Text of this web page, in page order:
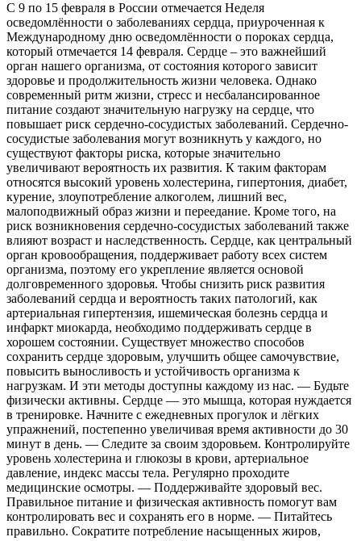
С 9 по 15 февраля в России отмечается Неделя
осведомлённости о заболеваниях сердца, приуроченная к
Международному дню осведомлённости о пороках сердца,
который отмечается 14 февраля. Сердце – это важнейший
орган нашего организма, от состояния которого зависит
здоровье и продолжительность жизни человека. Однако
современный ритм жизни, стресс и несбалансированное
питание создают значительную нагрузку на сердце, что
повышает риск сердечно-сосудистых заболеваний. Сердечно-
сосудистые заболевания могут возникнуть у каждого, но
существуют факторы риска, которые значительно
увеличивают вероятность их развития. К таким факторам
относятся высокий уровень холестерина, гипертония, диабет,
курение, злоупотребление алкоголем, лишний вес,
малоподвижный образ жизни и переедание. Кроме того, на
риск возникновения сердечно-сосудистых заболеваний также
влияют возраст и наследственность. Сердце, как центральный
орган кровообращения, поддерживает работу всех систем
организма, поэтому его укрепление является основой
долговременного здоровья. Чтобы снизить риск развития
заболеваний сердца и вероятность таких патологий, как
артериальная гипертензия, ишемическая болезнь сердца и
инфаркт миокарда, необходимо поддерживать сердце в
хорошем состоянии. Существует множество способов
сохранить сердце здоровым, улучшить общее самочувствие,
повысить выносливость и устойчивость организма к
нагрузкам. И эти методы доступны каждому из нас. — Будьте
физически активны. Сердце — это мышца, которая нуждается
в тренировке. Начните с ежедневных прогулок и лёгких
упражнений, постепенно увеличивая время активности до 30
минут в день. — Следите за своим здоровьем. Контролируйте
уровень холестерина и глюкозы в крови, артериальное
давление, индекс массы тела. Регулярно проходите
медицинские осмотры. — Поддерживайте здоровый вес.
Правильное питание и физическая активность помогут вам
контролировать вес и сохранять его в норме. — Питайтесь
правильно. Сократите потребление насыщенных жиров,